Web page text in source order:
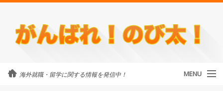
海外就職・留学に関する情報を発信中！ MENU